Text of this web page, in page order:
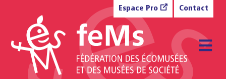
Espace Pro Contact